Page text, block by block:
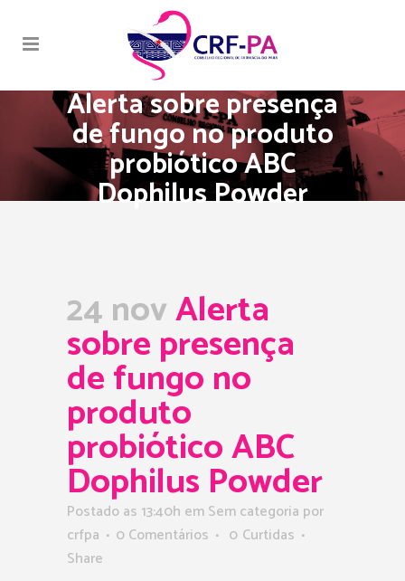
Alerta sobre presença
de fungo no produto
probiótico ABC
Dophilus Powder
24 novAlerta
sobre presença
de fungo no
produto
probiótico ABC
Dophilus Powder
Postado as 13:40h em Sem categoria por
crfpa
0 Comentários 0 Curtidas
Share